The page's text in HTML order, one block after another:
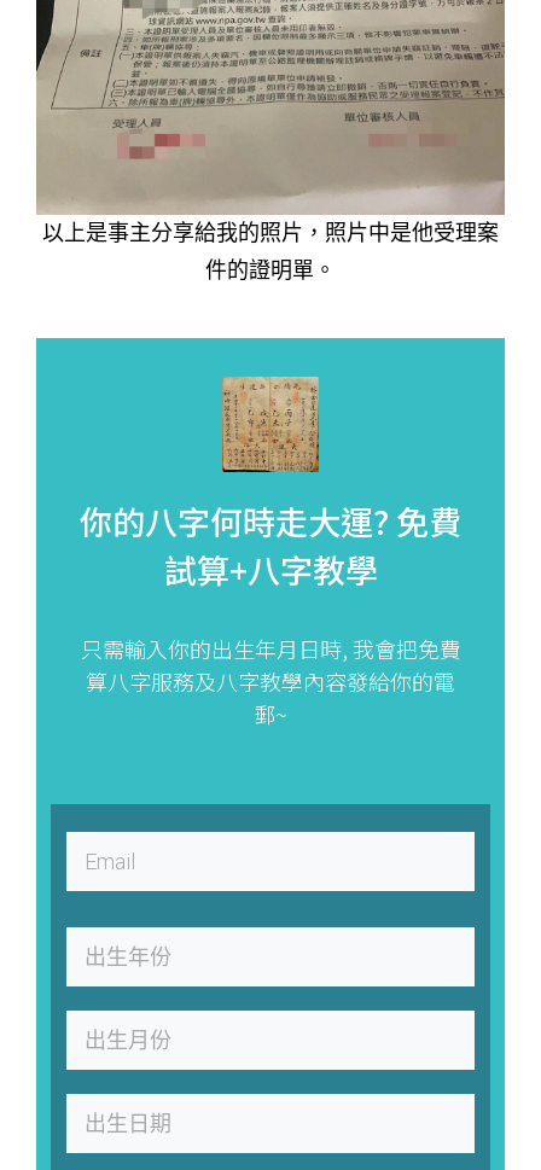
以上是事主分享給我的照片，照片中是他受理案
件的證明單。
你的八字何時走大運? 免費
試算+八字教學
只需輸入你的出生年月日時, 我會把免費
算八字服務及八字教學內容發給你的電
郵~